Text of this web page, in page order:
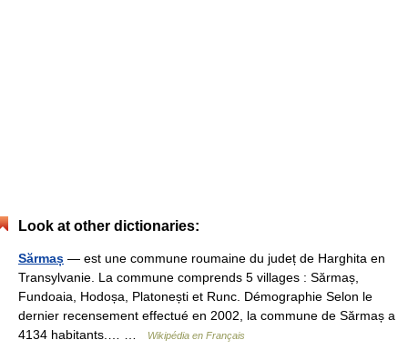
Look at other dictionaries:
Sărmaș — est une commune roumaine du județ de Harghita en
Transylvanie. La commune comprends 5 villages : Sărmaș,
Fundoaia, Hodoșa, Platonești et Runc. Démographie Selon le
dernier recensement effectué en 2002, la commune de Sărmaș a
4134 habitants.… …
Wikipédia en Français